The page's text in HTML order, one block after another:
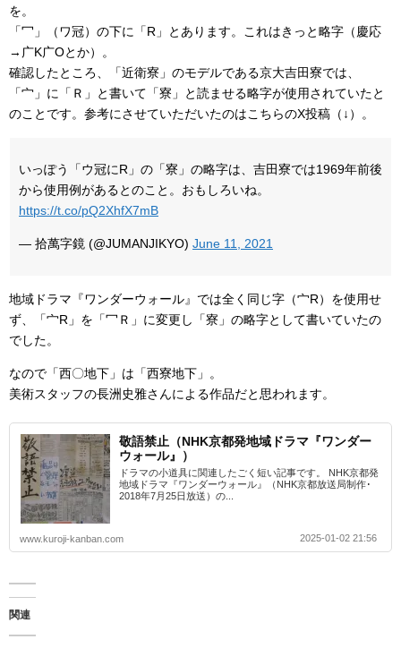
を。
「冖」（ワ冠）の下に「R」とあります。これはきっと略字（慶応
→广K广Oとか）。
確認したところ、「近衛寮」のモデルである京大吉田寮では、
「宀」に「Ｒ」と書いて「寮」と読ませる略字が使用されていたと
のことです。参考にさせていただいたのはこちらのX投稿（↓）。
いっぽう「ウ冠にR」の「寮」の略字は、吉田寮では1969年前後
から使用例があるとのこと。おもしろいね。
https://t.co/pQ2XhfX7mB
— 拾萬字鏡 (@JUMANJIKYO) June 11, 2021
地域ドラマ『ワンダーウォール』では全く同じ字（宀R）を使用せ
ず、「宀R」を「冖Ｒ」に変更し「寮」の略字として書いていたの
でした。
なので「西〇地下」は「西寮地下」。
美術スタッフの長洲史雅さんによる作品だと思われます。
敬語禁止（NHK京都発地域ドラマ『ワンダー
ウォール』）
ドラマの小道具に関連したごく短い記事です。 NHK京都発
地域ドラマ『ワンダーウォール』（NHK京都放送局制作･
2018年7月25日放送）の...
www.kuroji-kanban.com 2025-01-02 21:56
関連